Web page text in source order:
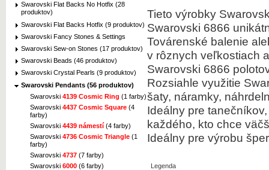
Swarovski Flat Backs No Hotfix (28
produktov)
Swarovski Flat Backs Hotfix (9 produktov)
Swarovski Fancy Stones & Settings
Swarovski Sew-on Stones (17 produktov)
Swarovski Beads (46 produktov)
Swarovski Crystal Pearls (9 produktov)
Swarovski Pendants (56 produktov)
Swarovski 4139 Cosmic Ring (1 farby)
Swarovski 4437 Cosmic Square (4
farby)
Swarovski 4439 námestí (4 farby)
Swarovski 4736 Cosmic Triangle (1
farby)
Swarovski 4737 (7 farby)
Swarovski 6000 (6 farby)
Tieto výrobky
Swarovski 6866
Továrenské balenie
v rôznych veľkostiach
Swarovski 6866
Rozsiahle využitie
šaty, náramky,
Ideálny pre
každého, kto chce
Ideálny pre výrobu
Legenda